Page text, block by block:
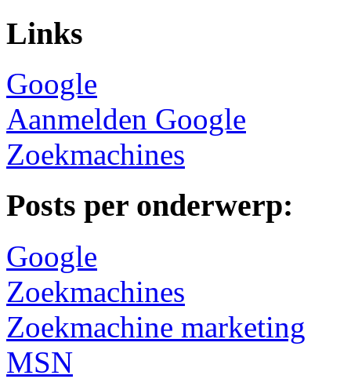
Links
Google
Aanmelden Google
Zoekmachines
Posts per onderwerp:
Google
Zoekmachines
Zoekmachine marketing
MSN